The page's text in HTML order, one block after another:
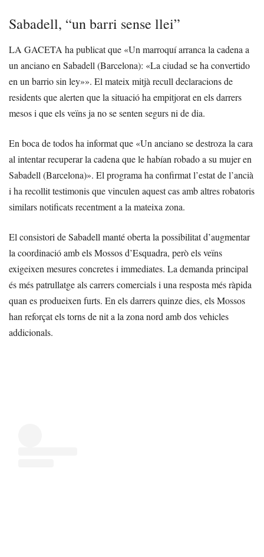
Sabadell, “un barri sense llei”
LA GACETA ha publicat que «Un marroquí arranca la cadena a
un anciano en Sabadell (Barcelona): «La ciudad se ha convertido
en un barrio sin ley»». El mateix mitjà recull declaracions de
residents que alerten que la situació ha empitjorat en els darrers
mesos i que els veïns ja no se senten segurs ni de dia.
En boca de todos ha informat que «Un anciano se destroza la cara
al intentar recuperar la cadena que le habían robado a su mujer en
Sabadell (Barcelona)». El programa ha confirmat l’estat de l’ancià
i ha recollit testimonis que vinculen aquest cas amb altres robatoris
similars notificats recentment a la mateixa zona.
El consistori de Sabadell manté oberta la possibilitat d’augmentar
la coordinació amb els Mossos d’Esquadra, però els veïns
exigeixen mesures concretes i immediates. La demanda principal
és més patrullatge als carrers comercials i una resposta més ràpida
quan es produeixen furts. En els darrers quinze dies, els Mossos
han reforçat els torns de nit a la zona nord amb dos vehicles
addicionals.